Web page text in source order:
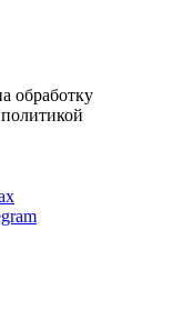
обработку